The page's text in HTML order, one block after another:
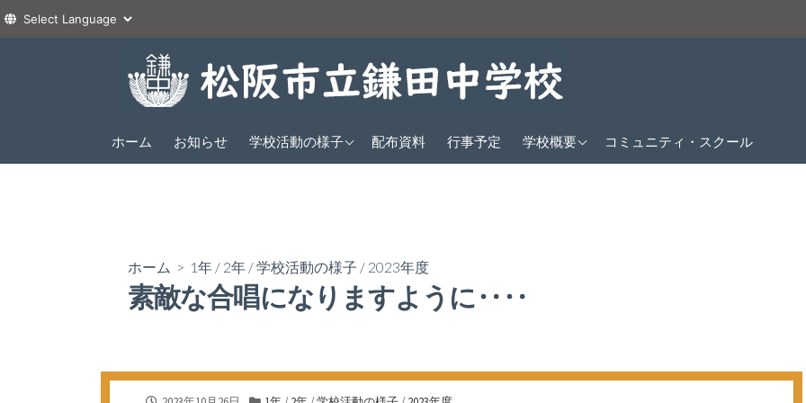
へ
ホーム お知らせ 学校活動の様子
2026年度
1年
3年
配布資料 行事予定 学校概要
教育方針
交通アクセス
コミュニティ・スクール
ホーム > 1年 / 2年 /学校活動の様子 / 2023年度
素敵な合唱になりますように‥‥
公
カ